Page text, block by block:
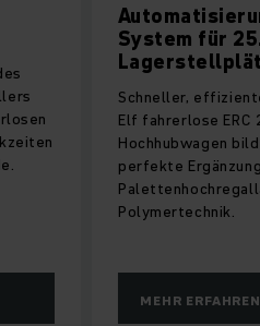
System für
Schneller,
Elf fahrerlose ERC
Hochhubwagen
perfekte
Polymertechnik.
MEHR ERFAHREN